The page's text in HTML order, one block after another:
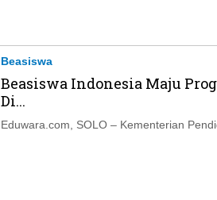
Beasiswa
Beasiswa Indonesia Maju
Di...
Eduwara.com, SOLO – Kementerian